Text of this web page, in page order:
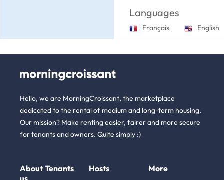
Languages
Français English
Hello, we are MorningCroissant, the marketplace
dedicated to the rental of medium and long-term housing.
Our mission? Make renting easier, fairer and more secure
for tenants and owners. Quite simply :)
About
us
Tenants Hosts More